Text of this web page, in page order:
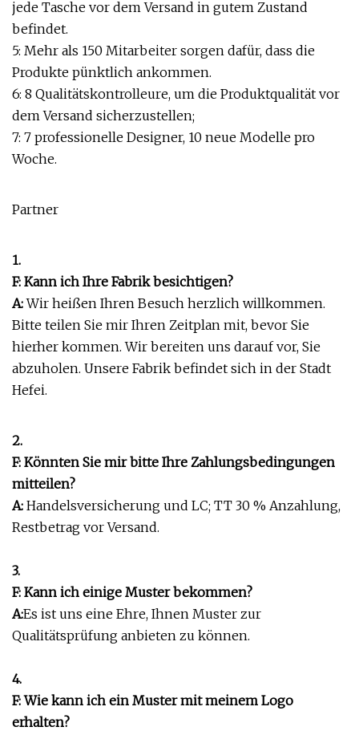
jede Tasche vor dem Versand in gutem Zustand
befindet.
5: Mehr als 150 Mitarbeiter sorgen dafür, dass die
Produkte pünktlich ankommen.
6: 8 Qualitätskontrolleure, um die Produktqualität vor
dem Versand sicherzustellen;
7: 7 professionelle Designer, 10 neue Modelle pro
Woche.
Partner
1.
F: Kann ich Ihre Fabrik besichtigen?
A:Wir heißen Ihren Besuch herzlich willkommen.
Bitte teilen Sie mir Ihren Zeitplan mit, bevor Sie
hierher kommen. Wir bereiten uns darauf vor, Sie
abzuholen. Unsere Fabrik befindet sich in der Stadt
Hefei.
2.
F: Könnten Sie mir bitte Ihre Zahlungsbedingungen
mitteilen?
A: Handelsversicherung und LC; TT 30 % Anzahlung,
Restbetrag vor Versand.
3.
F: Kann ich einige Muster bekommen?
A:Es ist uns eine Ehre, Ihnen Muster zur
Qualitätsprüfung anbieten zu können.
4.
F: Wie kann ich ein Muster mit meinem Logo
erhalten?